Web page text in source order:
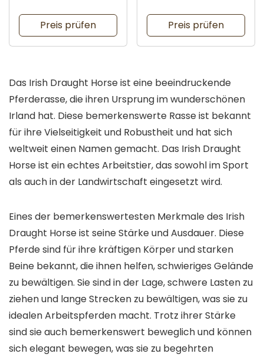
Preis prüfen Preis prüfen
Das Irish Draught Horse ist eine beeindruckende
Pferderasse, die ihren Ursprung im wunderschönen
Irland hat. Diese bemerkenswerte Rasse ist bekannt
für ihre Vielseitigkeit und Robustheit und hat sich
weltweit einen Namen gemacht. Das Irish Draught
Horse ist ein echtes Arbeitstier, das sowohl im Sport
als auch in der Landwirtschaft eingesetzt wird.
Eines der bemerkenswertesten Merkmale des Irish
Draught Horse ist seine Stärke und Ausdauer. Diese
Pferde sind für ihre kräftigen Körper und starken
Beine bekannt, die ihnen helfen, schwieriges Gelände
zu bewältigen. Sie sind in der Lage, schwere Lasten zu
ziehen und lange Strecken zu bewältigen, was sie zu
idealen Arbeitspferden macht. Trotz ihrer Stärke
sind sie auch bemerkenswert beweglich und können
sich elegant bewegen, was sie zu begehrten